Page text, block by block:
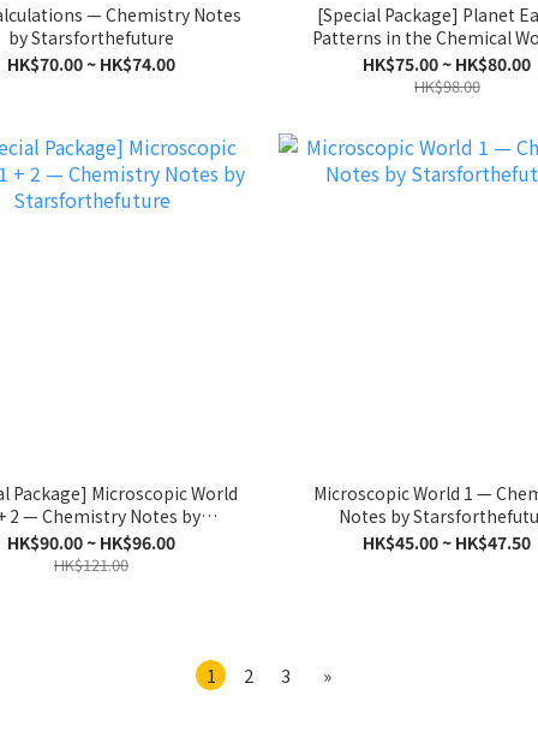
— Chemistry Notes
by Starsforthefuture
HK$70.00 ~ HK$74.00
[Special Package] Planet
Patterns in the Chemical
Chemistry Notes by
Starsforthefuture
HK$75.00 ~ HK$80.00
HK$98.00
Package] Microscopic World
2 — Chemistry Notes by
Starsforthefuture
HK$90.00 ~ HK$96.00
HK$121.00
Microscopic World 1 —
Notes by
HK$45.00 ~ HK$47.50
1 2 3 »